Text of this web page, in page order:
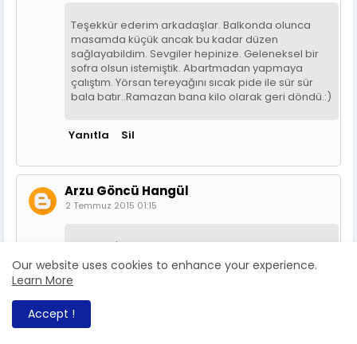
Teşekkür ederim arkadaşlar. Balkonda olunca
masamda küçük ancak bu kadar düzen
sağlayabildim. Sevgiler hepinize. Geleneksel bir
sofra olsun istemiştik. Abartmadan yapmaya
çalıştım. Yörsan tereyağını sıcak pide ile sür sür
bala batır..Ramazan bana kilo olarak geri döndü.:)
Yanıtla Sil
Arzu Göncü Hangül
2 Temmuz 2015 01:15
Nursevin'ciğim ellerine sağlık.Hepsi birbirinden
güzel ve lezzetli görünüyor..Afiyet bal olsun..Yörsan
ürünleri zaman zaman soframıza lezzet katıyor
bizim de..Sevgiler..
Yanıtla
Our website uses cookies to enhance your experience.
Learn More
Accept !